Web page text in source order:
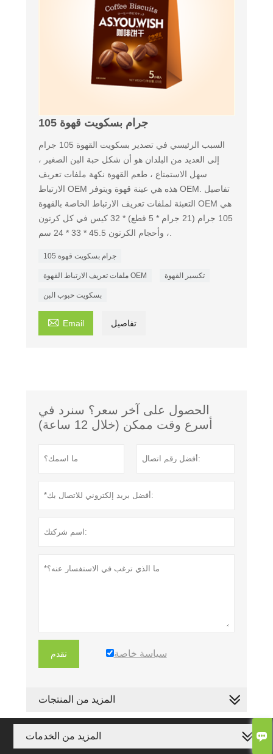

105 جرام بسكويت قهوة
السبب الرئيسي في تصدير بسكويت القهوة 105 جرام
إلى العديد من البلدان هو أن شكل حبة البن الصغير ،
سهل الاستمتاع ، طعم القهوة نكهة ملفات تعريف
الارتباط OEM هذه هي عينة قهوة ويتوفر OEM. تفاصيل
التعبئة لملفات تعريف الارتباط الخاصة بالقهوة OEM هي
105 جرام (21 جرام * 5 قطع) * 32 كيس في كل كرتون
، وأحجام الكرتون 45.5 * 33 * 24 سم.
105 جرام بسكويت قهوة
ملفات تعريف الارتباط القهوة OEM تكسير القهوة
بسكويت حبوب البن
 Email تفاصيل
الحصول على آخر سعر؟ سنرد في
أسرع وقت ممكن (خلال 12 ساعة)
تقدم سياسة خاصة
المزيد من المنتجات
المزيد من الخدمات